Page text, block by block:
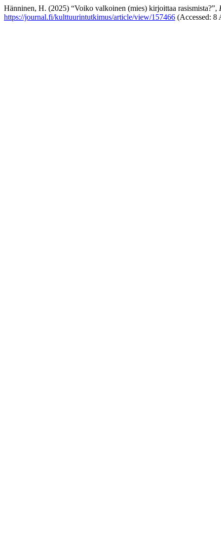
Hänninen, H. (2025) “Voiko valkoinen (mies) kirjoittaa rasismista?”,
https://journal.fi/kulttuurintutkimus/article/view/157466 (Accessed: 8